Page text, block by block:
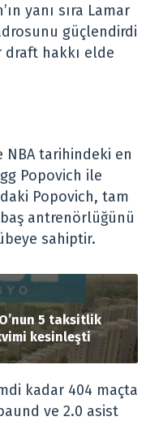
yanı sıra Lamar
güçlendirdi
draft hakkı elde
tarihindeki en
Popovich ile
Popovich, tam
baş antrenörlüğünü
sahiptir.
5 taksitlik
kesinleşti
kadar 404 maçta
ve 2.0 asist